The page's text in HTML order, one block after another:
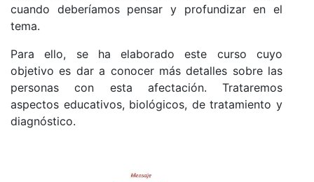
cuando deberíamos pensar y profundizar en el
tema.
Para ello, se ha elaborado este curso cuyo
objetivo es dar a conocer más detalles sobre las
personas con esta afectación. Trataremos
aspectos educativos, biológicos, de tratamiento y
diagnóstico.